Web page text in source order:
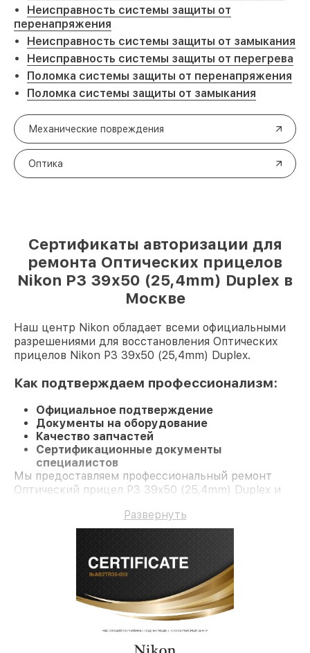
Неисправность системы защиты от
перенапряжения
Неисправность системы защиты от замыкания
Неисправность системы защиты от перегрева
Поломка системы защиты от перенапряжения
Поломка системы защиты от замыкания
Механические повреждения
Оптика
Сертификаты авторизации для
ремонта Оптических прицелов
Nikon P3 39x50 (25,4mm) Duplex в
Москве
Наш центр Nikon обладает всеми официальными
разрешениями для восстановления Оптических
прицелов Nikon P3 39x50 (25,4mm) Duplex.
Как подтверждаем профессионализм:
Официальное подтверждение
Документы на оборудование
Качество запчастей
Сертификационные документы
специалистов
Мы предоставляем профессиональный ремонт
Оптический прицел P3 39x50 (25,4mm) Duplex и
Развернуть